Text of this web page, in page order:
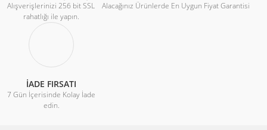
Alışverişlerinizi 256 bit SSL
rahatlığı ile yapın.
Alacağınız Ürünlerde En Uygun Fiyat Garantisi
İADE FIRSATI
7 Gün İçerisinde Kolay İade
edin.